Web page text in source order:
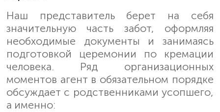
Наш представитель берет на себя
значительную часть забот, оформляя
необходимые документы и занимаясь
подготовкой церемонии по кремации
человека. Ряд организационных
моментов агент в обязательном порядке
обсуждает с родственниками усопшего,
а именно: